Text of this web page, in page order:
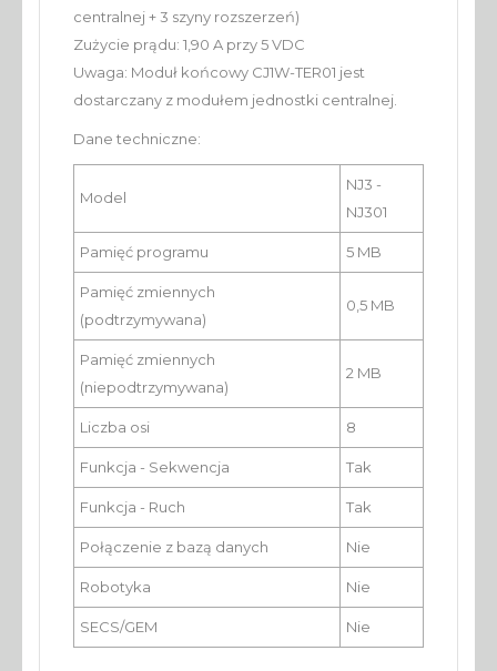
centralnej + 3 szyny rozszerzeń)
Zużycie prądu: 1,90 A przy 5 VDC
Uwaga: Moduł końcowy CJ1W-TER01 jest
dostarczany z modułem jednostki centralnej.
Dane techniczne:
Model
NJ3 -
NJ301
Pamięć programu 5 MB
Pamięć zmiennych
(podtrzymywana)
0,5 MB
Pamięć zmiennych
(niepodtrzymywana)
2 MB
Liczba osi 8
Funkcja - Sekwencja Tak
Funkcja - Ruch Tak
Połączenie z bazą danych Nie
Robotyka Nie
SECS/GEM Nie